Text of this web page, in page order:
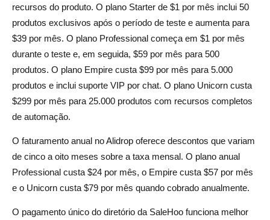
recursos do produto. O plano Starter de $1 por mês inclui 50
produtos exclusivos após o período de teste e aumenta para
$39 por mês. O plano Professional começa em $1 por mês
durante o teste e, em seguida, $59 por mês para 500
produtos. O plano Empire custa $99 por mês para 5.000
produtos e inclui suporte VIP por chat. O plano Unicorn custa
$299 por mês para 25.000 produtos com recursos completos
de automação.
O faturamento anual no Alidrop oferece descontos que variam
de cinco a oito meses sobre a taxa mensal. O plano anual
Professional custa $24 por mês, o Empire custa $57 por mês
e o Unicorn custa $79 por mês quando cobrado anualmente.
O pagamento único do diretório da SaleHoo funciona melhor